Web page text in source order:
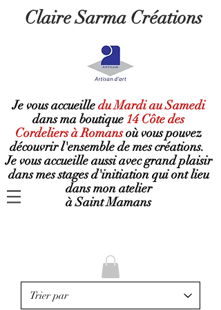
Claire Sarma Créations
Je vous accueilledu Mardi au Samedi
dans ma boutique14 Côte des
Cordeliers à Romansoùvous pouvez
découvrir l'ensemble de mes créations.
Je vous accueille aussi avec grand plaisir
dans mes stages d'initiation qui ont lieu
dans mon atelier
à Saint Mamans